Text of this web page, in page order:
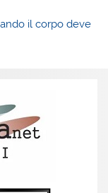
il corpo deve